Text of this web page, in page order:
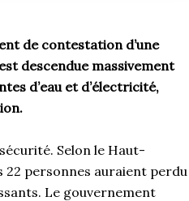
de contestation d’une
descendue massivement
d’eau et d’électricité,
Selon le Haut-
22 personnes auraient perdu
Le gouvernement